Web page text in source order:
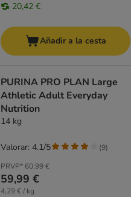
20,42 €
Añadir a la cesta
PURINA PRO PLAN Large
Athletic Adult Everyday
Nutrition
14 kg
PRVP* 60,99 €
59,99 €
4,29 € / kg
Valorar: 4.1/5 (9)